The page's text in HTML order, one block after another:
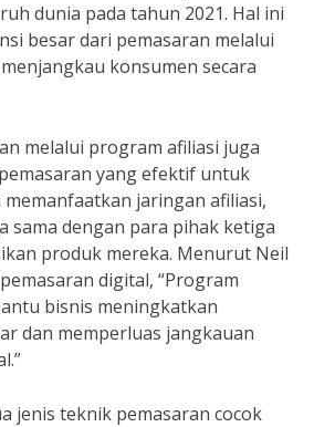
dunia pada tahun 2021. Hal ini
besar dari pemasaran melalui
konsumen secara
melalui program afiliasi juga
yang efektif untuk
jaringan afiliasi,
sama dengan para pihak ketiga
produk mereka. Menurut Neil
digital, “Program
bisnis meningkatkan
dan memperluas jangkauan
jenis teknik pemasaran cocok